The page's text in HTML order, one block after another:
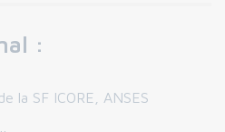
:
la SF ICORE, ANSES